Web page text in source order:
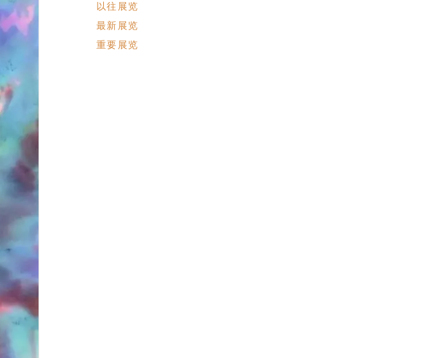
以往展览
最新展览
重要展览